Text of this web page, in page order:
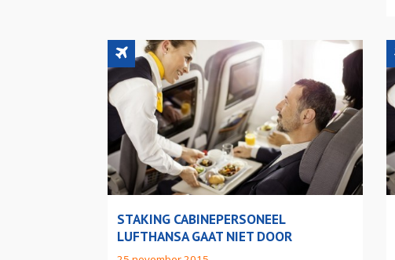
STAKING CABINEPERSONEEL
LUFTHANSA GAAT NIET DOOR